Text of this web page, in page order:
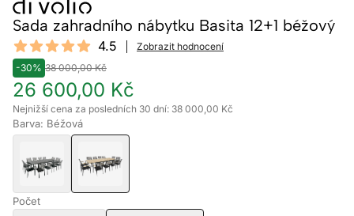
Sada zahradního nábytku Basita 12+1 béžový
Reviews
4.5 out of 5 stars 4.5
Zobrazit hodnocení
-30% 38 000,00 Kč
26 600,00 Kč
Nejnižší cena za posledních 30 dní: 38 000,00 Kč
Barva: Béžová
Počet